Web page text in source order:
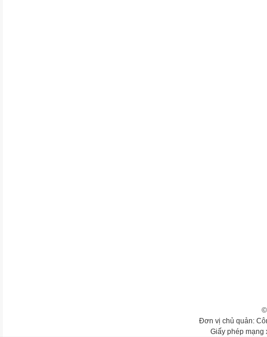
Đơn vị chủ quản:
Giấy phép mạng